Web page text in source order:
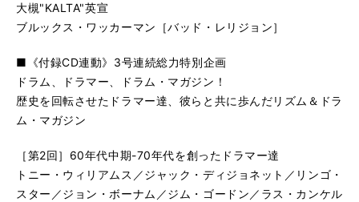
大槻"KALTA"英宣
ブルックス・ワッカーマン［バッド・レリジョン］
■《付録CD連動》3号連続総力特別企画
ドラム、ドラマー、ドラム・マガジン！
歴史を回転させたドラマー達、彼らと共に歩んだリズム＆ドラ
ム・マガジン
［第2回］60年代中期-70年代を創ったドラマー達
トニー・ウィリアムス／ジャック・ディジョネット／リンゴ・
スター／ジョン・ボーナム／ジム・ゴードン／ラス・カンケル